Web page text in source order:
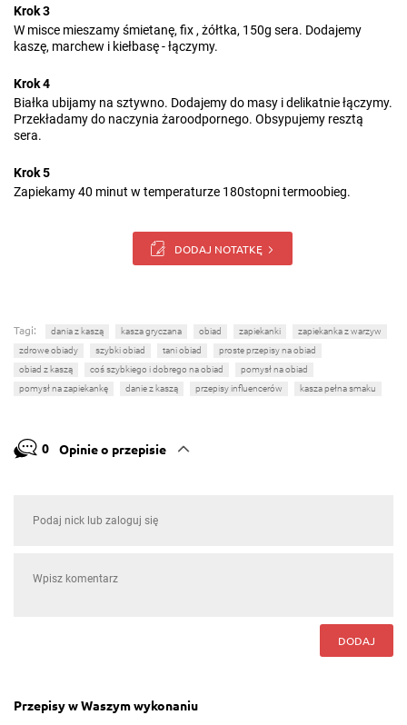
Krok 3
W misce mieszamy śmietanę, fix , żółtka, 150g sera. Dodajemy
kaszę, marchew i kiełbasę - łączymy.
Krok 4
Białka ubijamy na sztywno. Dodajemy do masy i delikatnie łączymy.
Przekładamy do naczynia żaroodpornego. Obsypujemy resztą
sera.
Krok 5
Zapiekamy 40 minut w temperaturze 180stopni termoobieg.
DODAJ NOTATKĘ
Tagi: dania z kaszą kasza gryczana obiad zapiekanki
zapiekanka z warzyw
zdrowe obiady
szybki obiad tani obiad
proste przepisy na obiad
obiad z kaszą
coś szybkiego i dobrego na obiad
pomysł na obiad
pomysł na zapiekankę
danie z kaszą przepisy influencerów kasza pełna smaku
0 Opinie o przepisie
DODAJ
Przepisy w Waszym wykonaniu